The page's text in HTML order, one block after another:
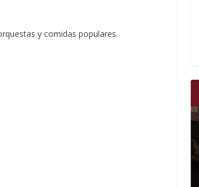
y comidas populares.